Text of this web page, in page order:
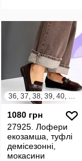
36, 37, 38, 39, 40, 41
1080 грн
27925. Лофери
екозамша, туфлі
демісезонні,
мокасини